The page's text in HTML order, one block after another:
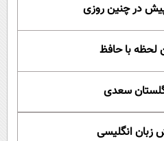
لحظه با حافظ
سعدی
زبان انگلیسی